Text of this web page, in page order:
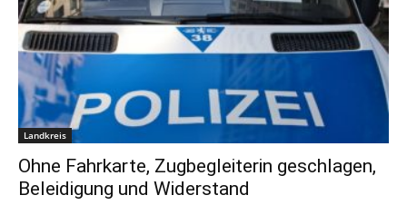
Landkreis
Ohne Fahrkarte, Zugbegleiterin geschlagen,
Beleidigung und Widerstand